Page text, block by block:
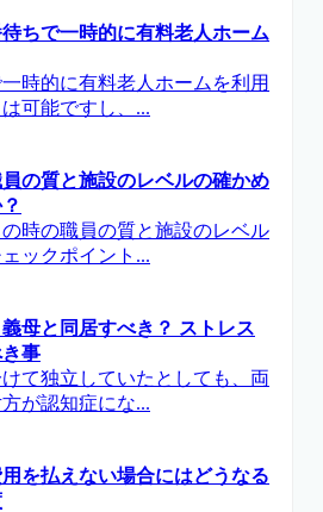
ちで一時的に有料老人ホーム
時的に有料老人ホームを利用
可能ですし、...
の質と施設のレベルの確かめ
時の職員の質と施設のレベル
ックポイント...
母と同居すべき？ ストレス
事
て独立していたとしても、両
が認知症にな...
を払えない場合にはどうなる